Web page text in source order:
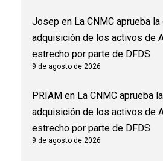
Josep en La CNMC aprueba
adquisición de los activos de
estrecho por parte de DFDS
9 de agosto de 2026
PRIAM en La CNMC aprueba
adquisición de los activos de
estrecho por parte de DFDS
9 de agosto de 2026